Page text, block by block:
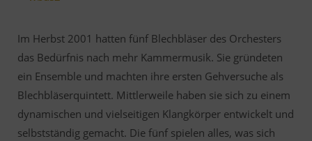
Im Herbst 2001 hatten fünf Blechbläser des Orchesters
das Bedürfnis nach mehr Kammermusik. Sie gründeten
ein Ensemble und machten ihre ersten Gehversuche als
Blechbläserquintett. Mittlerweile haben sie sich zu einem
dynamischen und vielseitigen Klangkörper entwickelt und
selbstständig gemacht. Die fünf spielen alles, was sich